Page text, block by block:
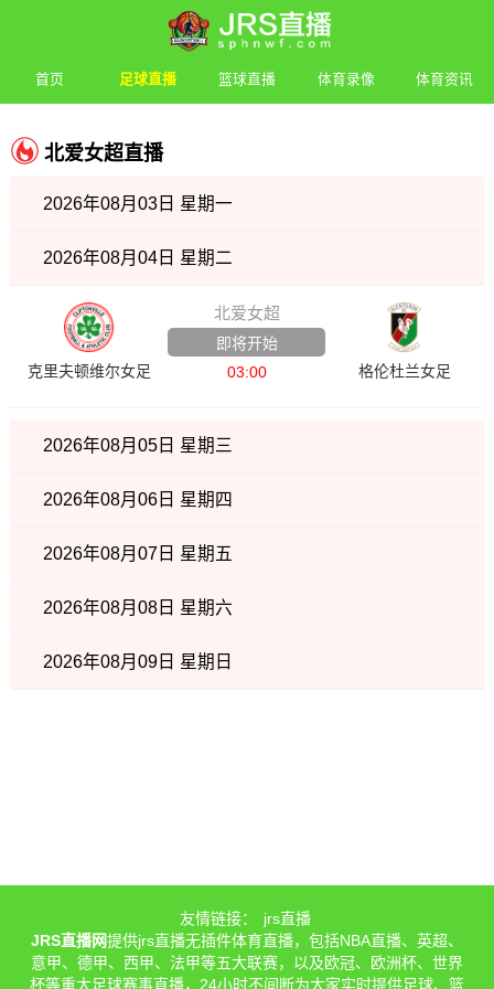
首页 足球直播 篮球直播 体育录像 体育资讯
北爱女超直播
2026年08月03日 星期一
2026年08月04日 星期二
克里夫顿维尔女足
北爱女超
即将开始
03:00
格伦杜兰女足
2026年08月05日 星期三
2026年08月06日 星期四
2026年08月07日 星期五
2026年08月08日 星期六
2026年08月09日 星期日
友情链接：
jrs直播
JRS直播网提供jrs直播无插件体育直播，包括NBA直播、英超、
意甲、德甲、西甲、法甲等五大联赛，以及欧冠、欧洲杯、世界
杯等重大足球赛事直播，24小时不间断为大家实时提供足球、篮